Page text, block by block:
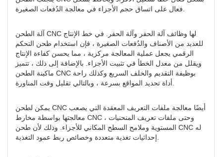
آلة الطحن CNC لها وظائف آلة الحفر وآلة الحفر. في خط الإنتاج
للعديد من الأصناف والدُفعات الصغيرة ، فإن استخدام طحن التحكم
الرقمي يجعل عملية المعالجة مركزية ، مما يحسن كفاءة الإنتاج
ويقلل من معدل الخطأ في تثبيت الأجزاء. بالإضافة إلى ذلك ، تتميز
ماكينة الطحن CNC بوظيفة التقديم والخلف السريع وكذلك راحة
يمكن لطحن CNC أيضًا معالجة ملفات التعريف المعقدة التي يصعب
معالجتها بواسطة مخارط CNC ، وحتى ملفات تعريف المنحنيات
المستوية وملامح السطح المكاني للأجزاء. وذلك لأن طحن CNC له